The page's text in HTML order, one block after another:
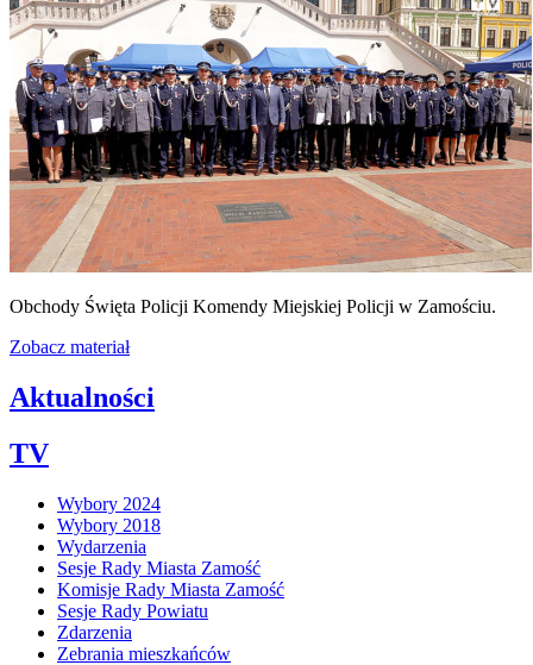
Obchody Święta Policji Komendy Miejskiej Policji w Zamościu.
Zobacz materiał
Aktualności
TV
Wybory 2024
Wybory 2018
Wydarzenia
Sesje Rady Miasta Zamość
Komisje Rady Miasta Zamość
Sesje Rady Powiatu
Zdarzenia
Zebrania mieszkańców